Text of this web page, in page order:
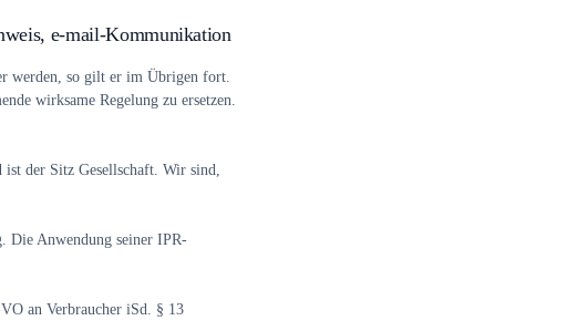
e-mail-Kommunikation
werden, so gilt er im Übrigen fort.
wirksame Regelung zu ersetzen.
der Sitz Gesellschaft. Wir sind,
Die Anwendung seiner IPR-
an Verbraucher iSd. § 13